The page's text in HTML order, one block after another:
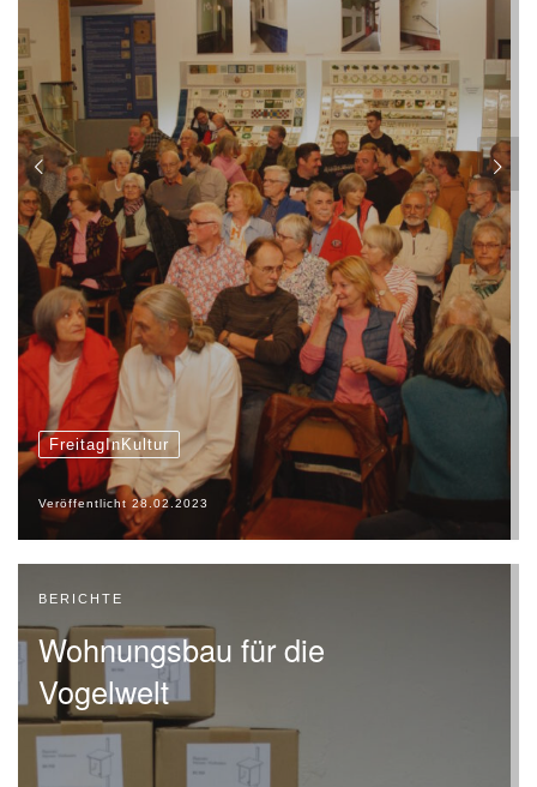
FreitagInKultur
Veröffentlicht 28.02.2023
BERICHTE
Wohnungsbau für die
Vogelwelt